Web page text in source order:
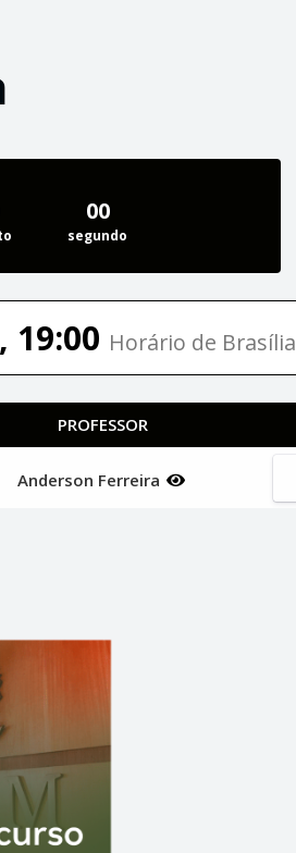
00
segundo
19:00 Horário de Brasília
PROFESSOR
Anderson Ferreira